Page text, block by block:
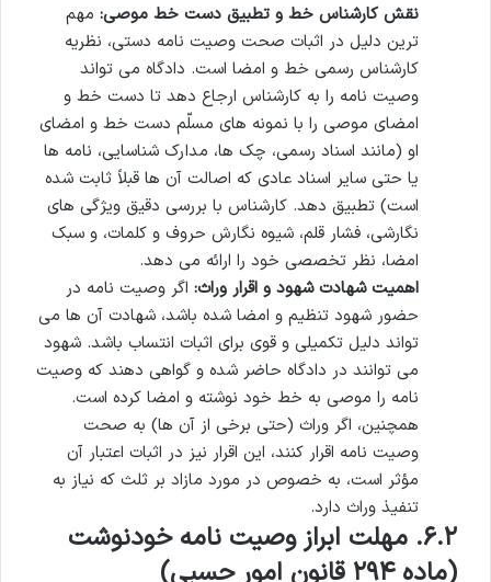
نقش کارشناس خط و تطبیق دست خط موصی: مهم
ترین دلیل در اثبات صحت وصیت نامه دستی، نظریه
کارشناس رسمی خط و امضا است. دادگاه می تواند
وصیت نامه را به کارشناس ارجاع دهد تا دست خط و
امضای موصی را با نمونه های مسلّم دست خط و امضای
او (مانند اسناد رسمی، چک ها، مدارک شناسایی، نامه ها
یا حتی سایر اسناد عادی که اصالت آن ها قبلاً ثابت شده
است) تطبیق دهد. کارشناس با بررسی دقیق ویژگی های
نگارشی، فشار قلم، شیوه نگارش حروف و کلمات، و سبک
امضا، نظر تخصصی خود را ارائه می دهد.
اهمیت شهادت شهود و اقرار وراث: اگر وصیت نامه در
حضور شهود تنظیم و امضا شده باشد، شهادت آن ها می
تواند دلیل تکمیلی و قوی برای اثبات انتساب باشد. شهود
می توانند در دادگاه حاضر شده و گواهی دهند که وصیت
نامه را موصی به خط خود نوشته و امضا کرده است.
همچنین، اگر وراث (حتی برخی از آن ها) به صحت
وصیت نامه اقرار کنند، این اقرار نیز در اثبات اعتبار آن
مؤثر است، به خصوص در مورد مازاد بر ثلث که نیاز به
تنفیذ وراث دارد.
۶.۲. مهلت ابراز وصیت نامه خودنوشت
(ماده ۲۹۴ قانون امور حسبی)